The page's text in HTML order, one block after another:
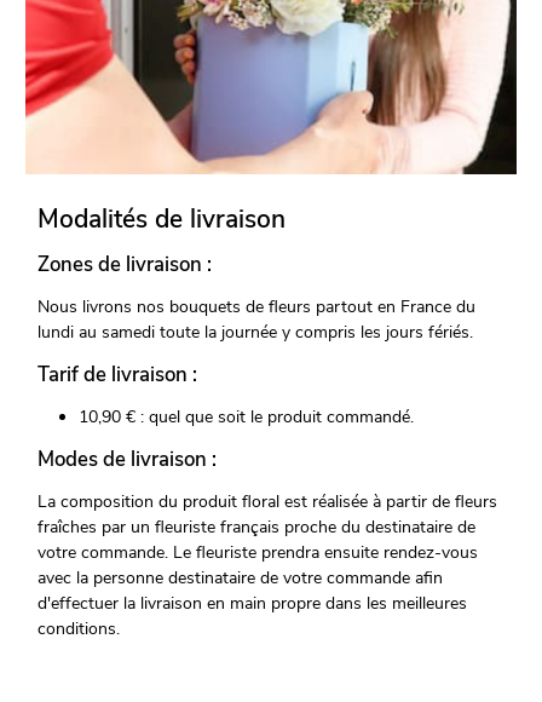
Modalités de livraison
Zones de livraison :
Nous livrons nos bouquets de fleurs partout en France du
lundi au samedi toute la journée y compris les jours fériés.
Tarif de livraison :
10,90 € : quel que soit le produit commandé.
Modes de livraison :
La composition du produit floral est réalisée à partir de fleurs
fraîches par un fleuriste français proche du destinataire de
votre commande. Le fleuriste prendra ensuite rendez-vous
avec la personne destinataire de votre commande afin
d'effectuer la livraison en main propre dans les meilleures
conditions.